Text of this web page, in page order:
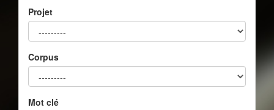
Projet
Corpus
Mot clé